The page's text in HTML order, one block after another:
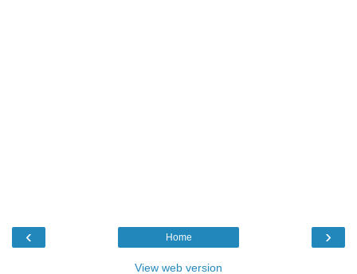
‹ ›
Home
View web version